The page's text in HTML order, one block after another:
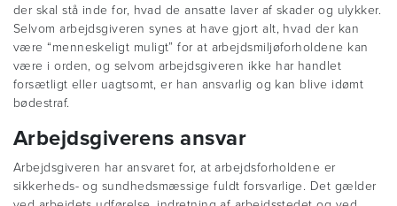
der skal stå inde for, hvad de ansatte laver af skader og ulykker.
Selvom arbejdsgiveren synes at have gjort alt, hvad der kan
være “menneskeligt muligt” for at arbejdsmiljøforholdene kan
være i orden, og selvom arbejdsgiveren ikke har handlet
forsætligt eller uagtsomt, er han ansvarlig og kan blive idømt
bødestraf.
Arbejdsgiverens ansvar
Arbejdsgiveren har ansvaret for, at arbejdsforholdene er
sikkerheds- og sundhedsmæssige fuldt forsvarlige. Det gælder